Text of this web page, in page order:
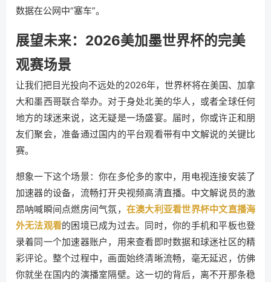
数据在公网中“塞车”。
展望未来：2026美加墨世界杯的完美
观赛场景
让我们把目光投向不远处的2026年，世界杯将在美国、加拿
大和墨西哥联合举办。对于身处北美的华人，或者全球任何
地方的球迷来说，这无疑是一场盛宴。届时，你或许正和朋
友们聚会，准备通过国内的平台观看带有中文解说的关键比
赛。
想象一下这个场景：你在多伦多的家中，用电视连接安装了
加速器的设备，流畅打开央视频高清直播。中文解说员的激
昂呐喊瞬间点燃房间气氛， 在澳大利亚看世界杯中文直播海
外无法观看的困境已成为过去。同时，你的手机和平板也登
录着同一个加速器账户，用来查看即时数据和球迷社区的精
彩评论。整个过程中，画面始终清晰流畅，毫无延迟，仿佛
你就坐在国内的演播室隔壁。这一切的背后，离不开那条稳